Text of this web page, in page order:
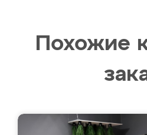
Похожие